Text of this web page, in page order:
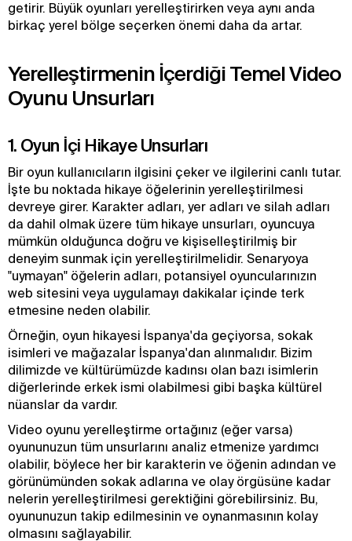
getirir. Büyük oyunları yerelleştirirken veya aynı anda
birkaç yerel bölge seçerken önemi daha da artar.
Yerelleştirmenin İçerdiği Temel Video
Oyunu Unsurları
1. Oyun İçi Hikaye Unsurları
Bir oyun kullanıcıların ilgisini çeker ve ilgilerini canlı tutar.
İşte bu noktada hikaye öğelerinin yerelleştirilmesi
devreye girer. Karakter adları, yer adları ve silah adları
da dahil olmak üzere tüm hikaye unsurları, oyuncuya
mümkün olduğunca doğru ve kişiselleştirilmiş bir
deneyim sunmak için yerelleştirilmelidir. Senaryoya
"uymayan" öğelerin adları, potansiyel oyuncularınızın
web sitesini veya uygulamayı dakikalar içinde terk
etmesine neden olabilir.
Örneğin, oyun hikayesi İspanya'da geçiyorsa, sokak
isimleri ve mağazalar İspanya'dan alınmalıdır. Bizim
dilimizde ve kültürümüzde kadınsı olan bazı isimlerin
diğerlerinde erkek ismi olabilmesi gibi başka kültürel
nüanslar da vardır.
Video oyunu yerelleştirme ortağınız (eğer varsa)
oyununuzun tüm unsurlarını analiz etmenize yardımcı
olabilir, böylece her bir karakterin ve öğenin adından ve
görünümünden sokak adlarına ve olay örgüsüne kadar
nelerin yerelleştirilmesi gerektiğini görebilirsiniz. Bu,
oyununuzun takip edilmesinin ve oynanmasının kolay
olmasını sağlayabilir.